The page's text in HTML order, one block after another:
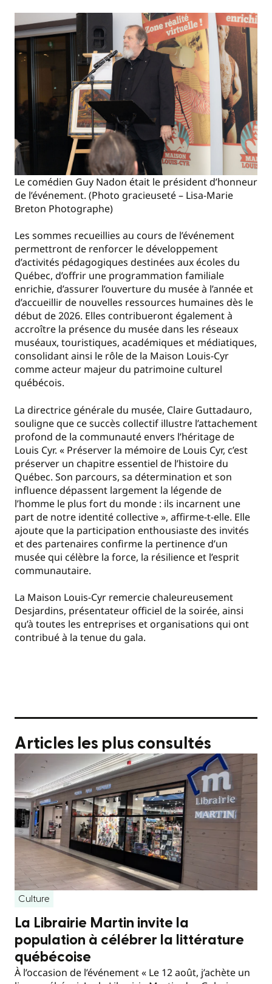
Le comédien Guy Nadon était le président d’honneur
de l’événement. (Photo gracieuseté – Lisa-Marie
Breton Photographe)
Les sommes recueillies au cours de l’événement
permettront de renforcer le développement
d’activités pédagogiques destinées aux écoles du
Québec, d’offrir une programmation familiale
enrichie, d’assurer l’ouverture du musée à l’année et
d’accueillir de nouvelles ressources humaines dès le
début de 2026. Elles contribueront également à
accroître la présence du musée dans les réseaux
muséaux, touristiques, académiques et médiatiques,
consolidant ainsi le rôle de la Maison Louis-Cyr
comme acteur majeur du patrimoine culturel
québécois.
La directrice générale du musée, Claire Guttadauro,
souligne que ce succès collectif illustre l’attachement
profond de la communauté envers l’héritage de
Louis Cyr. « Préserver la mémoire de Louis Cyr, c’est
préserver un chapitre essentiel de l’histoire du
Québec. Son parcours, sa détermination et son
influence dépassent largement la légende de
l’homme le plus fort du monde : ils incarnent une
part de notre identité collective », affirme-t-elle. Elle
ajoute que la participation enthousiaste des invités
et des partenaires confirme la pertinence d’un
musée qui célèbre la force, la résilience et l’esprit
communautaire.
La Maison Louis-Cyr remercie chaleureusement
Desjardins, présentateur officiel de la soirée, ainsi
qu’à toutes les entreprises et organisations qui ont
contribué à la tenue du gala.
Articles les plus consultés
Culture
La Librairie Martin invite la
population à célébrer la littérature
québécoise
À l’occasion de l’événement « Le 12 août, j’achète un